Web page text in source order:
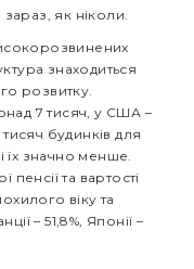
як ніколи.
знаходиться
розвитку.
7 тисяч, у США –
будинків для
їх значно менше.
та вартості
віку та
– 51,8%, Японії –